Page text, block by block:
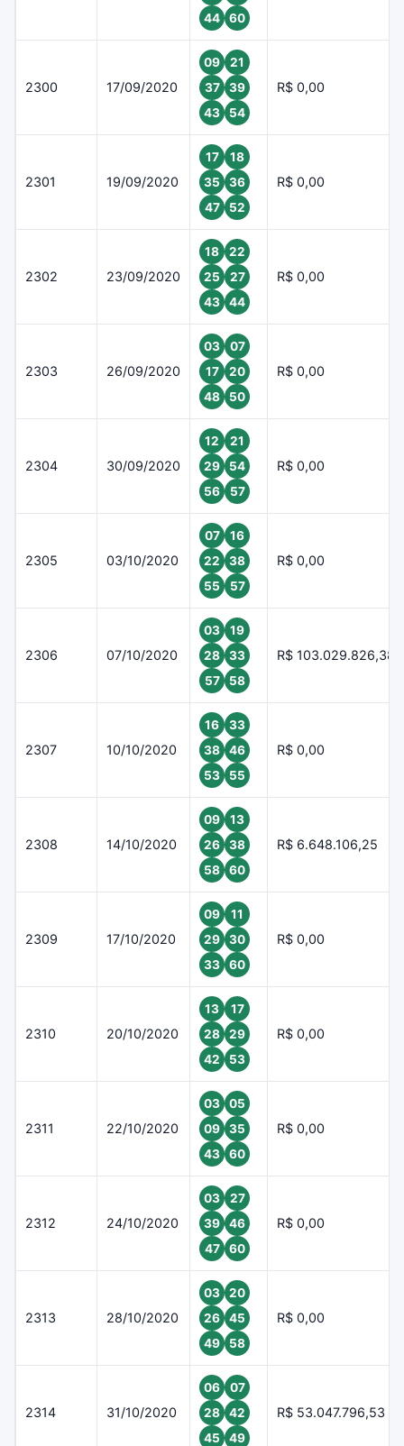
44
60
2300 17/09/2020
09
21
37
39
43
54
R$ 0,00
2301 19/09/2020
17
18
35
36
47
52
R$ 0,00
2302 23/09/2020
18
22
25
27
43
44
R$ 0,00
2303 26/09/2020
03
07
17
20
48
50
R$ 0,00
2304 30/09/2020
12
21
29
54
56
57
R$ 0,00
2305 03/10/2020
07
16
22
38
55
57
R$ 0,00
2306 07/10/2020
03
19
28
33
57
58
R$ 103.029.826,38
2307 10/10/2020
16
33
38
46
53
55
R$ 0,00
2308 14/10/2020
09
13
26
38
58
60
R$ 6.648.106,25
2309 17/10/2020
09
11
29
30
33
60
R$ 0,00
2310 20/10/2020
13
17
28
29
42
53
R$ 0,00
2311 22/10/2020
03
05
09
35
43
60
R$ 0,00
2312 24/10/2020
03
27
39
46
47
60
R$ 0,00
2313 28/10/2020
03
20
26
45
49
58
R$ 0,00
2314 31/10/2020
06
07
28
42
45
49
R$ 53.047.796,53